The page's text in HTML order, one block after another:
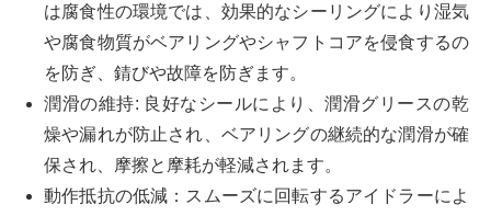
は腐食性の環境では、効果的なシーリングにより湿気
や腐食物質がベアリングやシャフトコアを侵食するの
を防ぎ、錆びや故障を防ぎます。
潤滑の維持: 良好なシールにより、潤滑グリースの乾
燥や漏れが防止され、ベアリングの継続的な潤滑が確
保され、摩擦と摩耗が軽減されます。
動作抵抗の低減：スムーズに回転するアイドラーによ